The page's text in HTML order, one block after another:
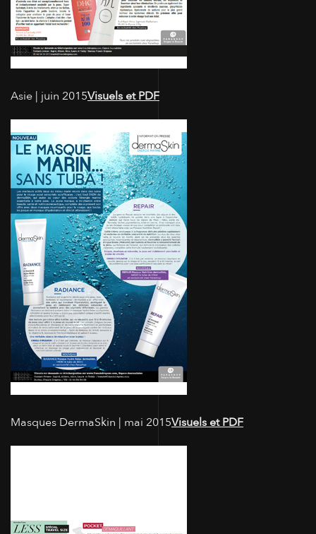
Asie | juin 2015Visuels et PDF
Masques DermaSkin | mai 2015Visuels et PDF